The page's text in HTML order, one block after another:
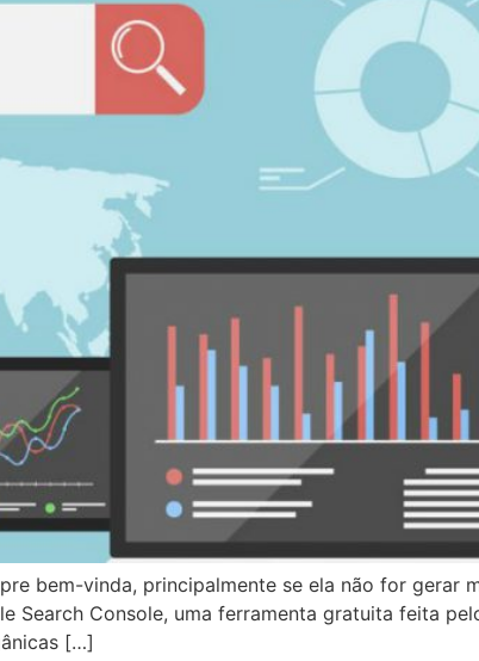
bem-vinda, principalmente se ela não for gerar
Search Console, uma ferramenta gratuita feita
[…]